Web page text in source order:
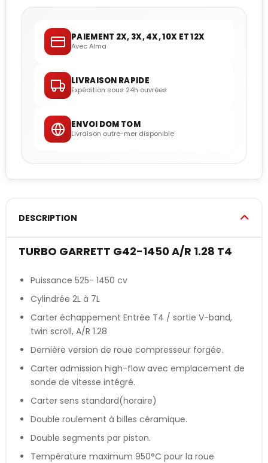
PAIEMENT 2X, 3X, 4X, 10X ET 12X
Avec Alma
LIVRAISON RAPIDE
Expédition sous 24h ouvrées
ENVOI DOM TOM
Livraison outre-mer disponible
DESCRIPTION
TURBO GARRETT G42-1450 A/R 1.28 T4
Puissance 525- 1450 cv
Cylindrée 2L à 7L
Carter échappement Entrée T4 / sortie V-band,
twin scroll, A/R 1.28
Dernière version de roue compresseur forgée.
Carter admission high-flow avec emplacement de
sonde de vitesse intégré.
Carter sens standard(horaire)
Double roulement à billes céramique.
Double segments par piston.
Température maximum 950°C pour la roue